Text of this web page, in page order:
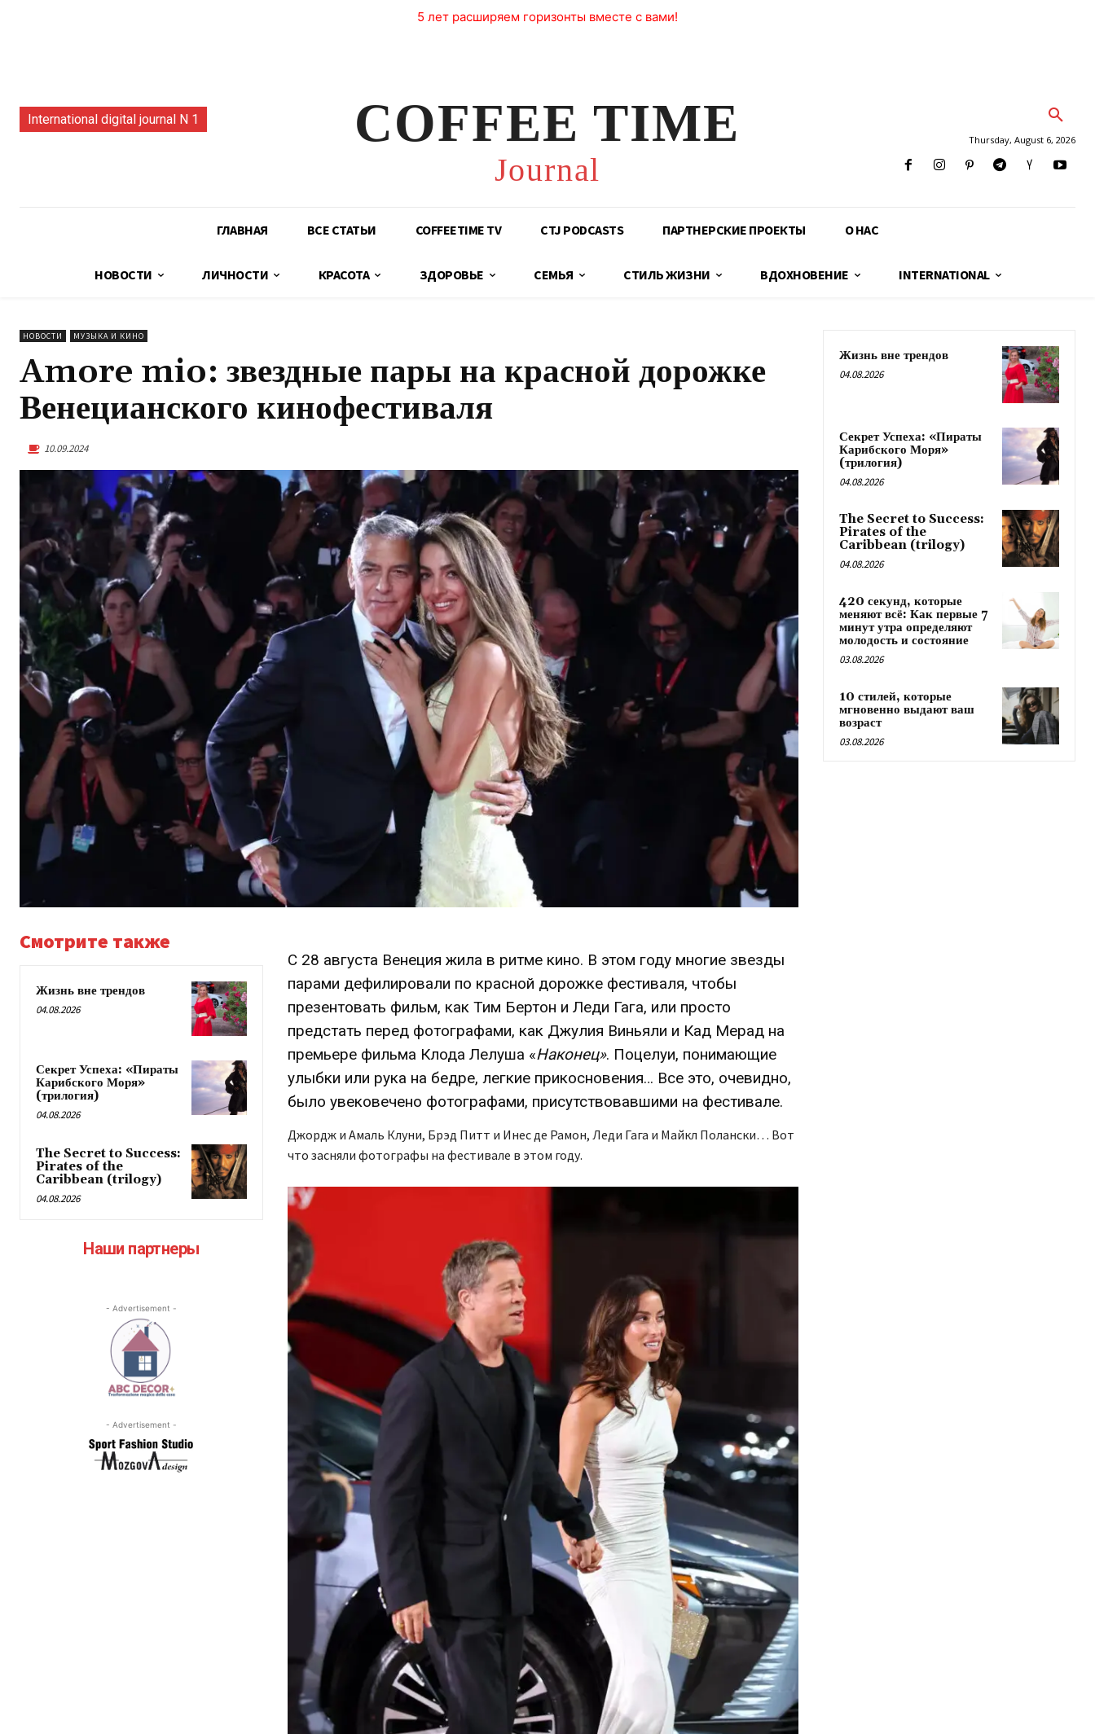
5 лет расширяем горизонты вместе с вами!
International digital journal N 1 COFFEE TIME
Journal
Thursday, August 6, 2026
ГЛАВНАЯ ВСЕ СТАТЬИ COFFEETIME TV CTJ PODCASTS ПАРТНЕРСКИЕ ПРОЕКТЫ О НАС
НОВОСТИ ЛИЧНОСТИ КРАСОТА ЗДОРОВЬЕ СЕМЬЯ СТИЛЬ ЖИЗНИ ВДОХНОВЕНИЕ INTERNATIONAL
НОВОСТИ МУЗЫКА И КИНО
Amore mio: звездные пары на красной дорожке
Венецианского кинофестиваля
10.09.2024
Смотрите также
Жизнь вне трендов
04.08.2026
Секрет Успеха: «Пираты
Карибского Моря»
(трилогия)
04.08.2026
The Secret to Success:
Pirates of the
Caribbean (trilogy)
04.08.2026
Наши партнеры
- Advertisement -
- Advertisement -
С 28 августа Венеция жила в ритме кино. В этом году многие звезды
парами дефилировали по красной дорожке фестиваля, чтобы
презентовать фильм, как Тим Бертон и Леди Гага, или просто
предстать перед фотографами, как Джулия Виньяли и Кад Мерад на
премьере фильма Клода Лелуша «Наконец». Поцелуи, понимающие
улыбки или рука на бедре, легкие прикосновения… Все это, очевидно,
было увековечено фотографами, присутствовавшими на фестивале.
Джордж и Амаль Клуни, Брэд Питт и Инес де Рамон, Леди Гага и Майкл Полански… Вот
что засняли фотографы на фестивале в этом году.
Жизнь вне трендов
04.08.2026
Секрет Успеха: «Пираты
Карибского Моря»
(трилогия)
04.08.2026
The Secret to Success:
Pirates of the
Caribbean (trilogy)
04.08.2026
420 секунд, которые
меняют всё: Как первые 7
минут утра определяют
молодость и состояние
03.08.2026
10 стилей, которые
мгновенно выдают ваш
возраст
03.08.2026